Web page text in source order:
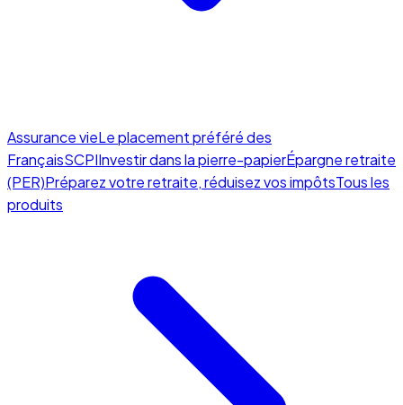
Assurance vieLe placement préféré des
FrançaisSCPIInvestir dans la pierre-papierÉpargne retraite
(PER)Préparez votre retraite, réduisez vos impôtsTous les
produits